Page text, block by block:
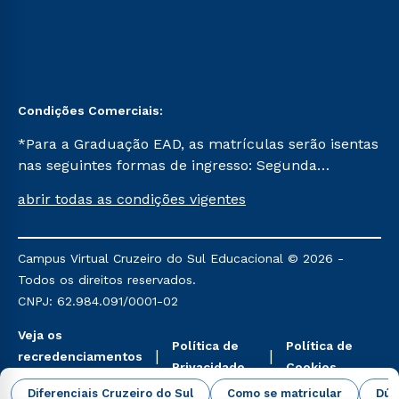
Diferenciais Cruzeiro do Sul Como se matricular
Condições Comerciais:
*Para a Graduação EAD, as matrículas serão isentas
nas seguintes formas de ingresso: Segunda
Já para as demais, a taxa de matrícula será de R$
mencionadas são referentes aos cursos: Ensino
Religioso, Geografia para a Docência e Metodologia
do Ensino de História: Questões Atuais.
abrir todas as condições vigentes
Campus Virtual Cruzeiro do Sul Educacional © 2026 -
Todos os direitos reservados.
CNPJ: 62.984.091/0001-02
Veja os
recredenciamentos
aqui
Política de
Privacidade
Política de
Cookies